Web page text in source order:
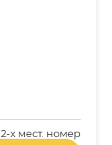
2-x мест. номер